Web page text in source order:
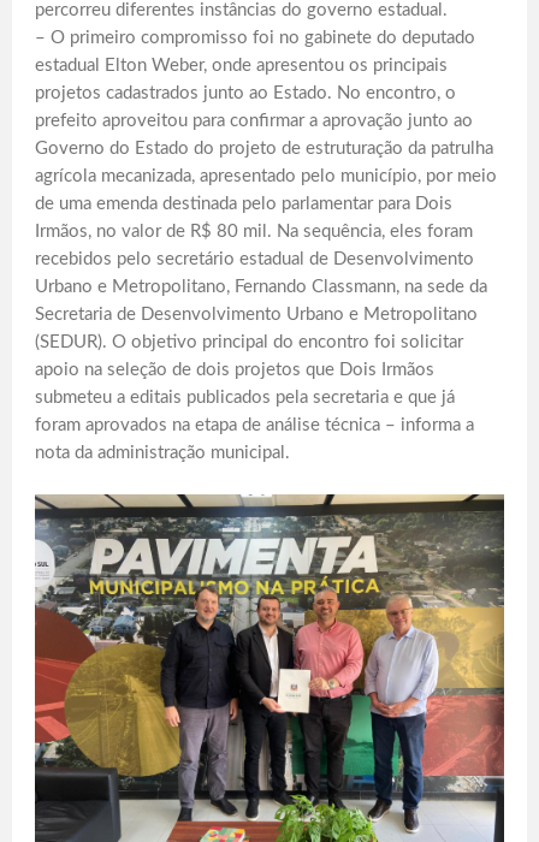
percorreu diferentes instâncias do governo estadual.
– O primeiro compromisso foi no gabinete do deputado
estadual Elton Weber, onde apresentou os principais
projetos cadastrados junto ao Estado. No encontro, o
prefeito aproveitou para confirmar a aprovação junto ao
Governo do Estado do projeto de estruturação da patrulha
agrícola mecanizada, apresentado pelo município, por meio
de uma emenda destinada pelo parlamentar para Dois
Irmãos, no valor de R$ 80 mil. Na sequência, eles foram
recebidos pelo secretário estadual de Desenvolvimento
Urbano e Metropolitano, Fernando Classmann, na sede da
Secretaria de Desenvolvimento Urbano e Metropolitano
(SEDUR). O objetivo principal do encontro foi solicitar
apoio na seleção de dois projetos que Dois Irmãos
submeteu a editais publicados pela secretaria e que já
foram aprovados na etapa de análise técnica – informa a
nota da administração municipal.